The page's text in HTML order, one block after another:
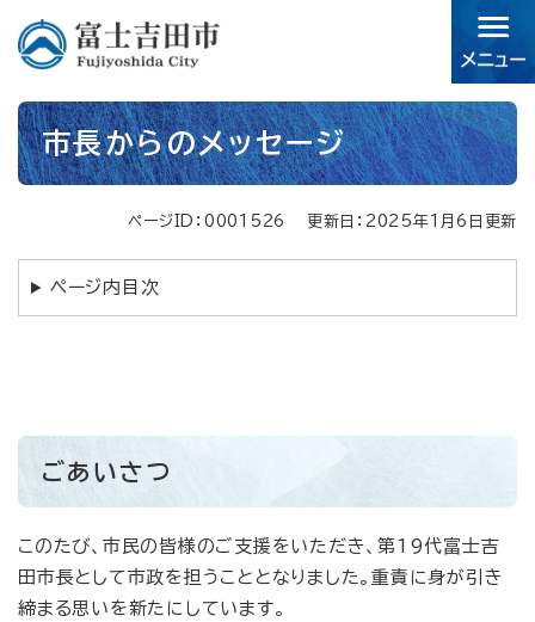
す。
本
文 市長からのメッセージ
ページID：0001526 更新日：2025年1月6日更新
ページ内目次
ごあいさつ
このたび、市民の皆様のご支援をいただき、第19代富士吉
田市長として市政を担うこととなりました。重責に身が引き
締まる思いを新たにしています。